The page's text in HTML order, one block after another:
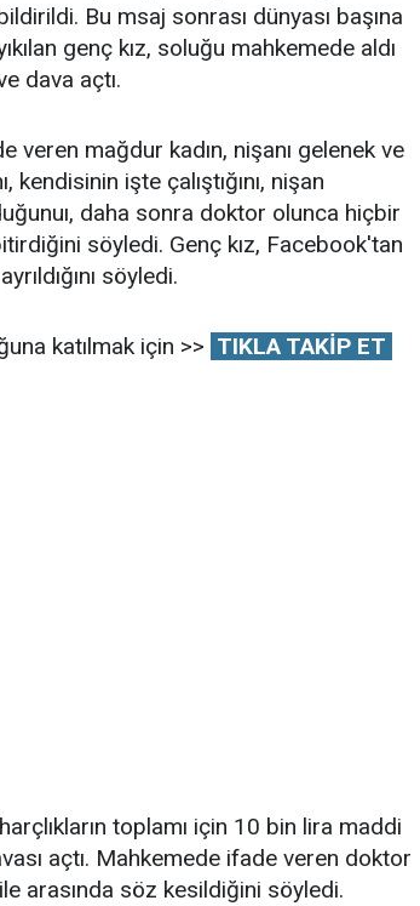
Bu msaj sonrası dünyası başına
genç kız, soluğu mahkemede aldı
dava açtı.
mağdur kadın, nişanı gelenek ve
kendisinin işte çalıştığını, nişan
daha sonra doktor olunca hiçbir
söyledi. Genç kız, Facebook'tan
söyledi.
katılmak için >> TIKLA TAKİP ET
toplamı için 10 bin lira maddi
açtı. Mahkemede ifade veren doktor
arasında söz kesildiğini söyledi.